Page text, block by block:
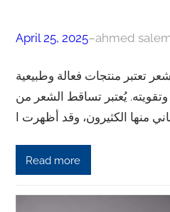
April 25, 2025–ahmed
تعتبر منتجات فعالة وطبيعية
يُعتبر تساقط الشعر من
Read more